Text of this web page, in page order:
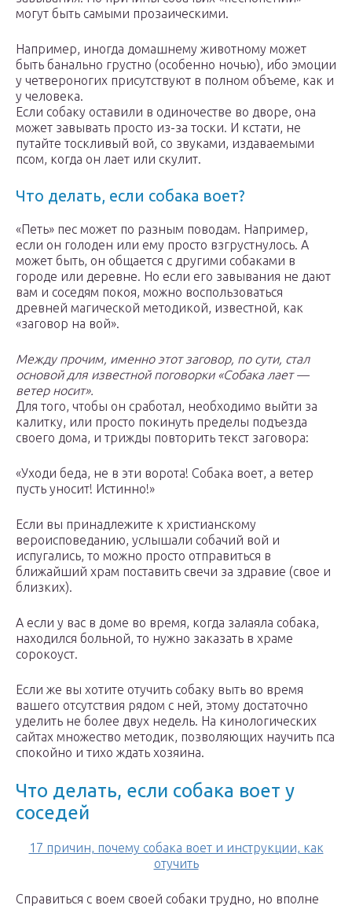
могут быть самыми прозаическими.
Например, иногда домашнему животному может
быть банально грустно (особенно ночью), ибо эмоции
у четвероногих присутствуют в полном объеме, как и
у человека.
Если собаку оставили в одиночестве во дворе, она
может завывать просто из-за тоски. И кстати, не
путайте тоскливый вой, со звуками, издаваемыми
псом, когда он лает или скулит.
Что делать, если собака воет?
«Петь» пес может по разным поводам. Например,
если он голоден или ему просто взгрустнулось. А
может быть, он общается с другими собаками в
городе или деревне. Но если его завывания не дают
вам и соседям покоя, можно воспользоваться
древней магической методикой, известной, как
«заговор на вой».
Между прочим, именно этот заговор, по сути, стал
основой для известной поговорки «Собака лает —
ветер носит».
Для того, чтобы он сработал, необходимо выйти за
калитку, или просто покинуть пределы подъезда
своего дома, и трижды повторить текст заговора:
«Уходи беда, не в эти ворота! Собака воет, а ветер
пусть уносит! Истинно!»
Если вы принадлежите к христианскому
вероисповеданию, услышали собачий вой и
испугались, то можно просто отправиться в
ближайший храм поставить свечи за здравие (свое и
близких).
А если у вас в доме во время, когда залаяла собака,
находился больной, то нужно заказать в храме
сорокоуст.
Если же вы хотите отучить собаку выть во время
вашего отсутствия рядом с ней, этому достаточно
уделить не более двух недель. На кинологических
сайтах множество методик, позволяющих научить пса
спокойно и тихо ждать хозяина.
Что делать, если собака воет у
соседей
17 причин, почему собака воет и инструкции, как
отучить
Справиться с воем своей собаки трудно, но вполне